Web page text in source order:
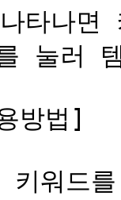
타나면
눌러
방법]
워드